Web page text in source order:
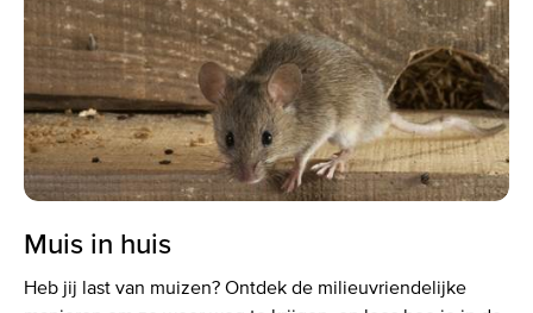
Muis in huis
Heb jij last van muizen? Ontdek de milieuvriendelijke